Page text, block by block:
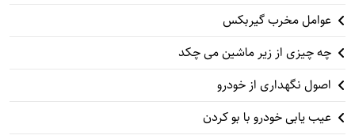
عوامل مخرب گیربکس
چه چیزی از زیر ماشین می چکد
اصول نگهداری از خودرو
عیب یابی خودرو با بو کردن